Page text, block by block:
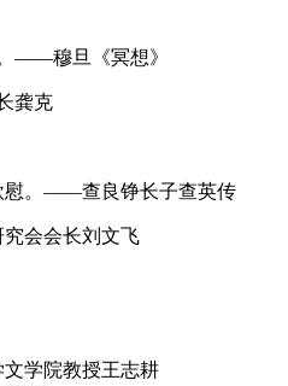
——穆旦《冥想》
龚克
慰。——查良铮长子查英传
会会长刘文飞
学院教授王志耕